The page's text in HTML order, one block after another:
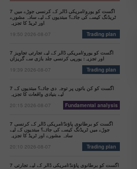
7 اگست کو یورو/امریکی ڈالر کے کرنسی جوڑے میں
ٹریڈنگ کیسے کی جائے؟ مبتدیوں کے لیے سادہ مشورے
اور ٹریڈ کا تجزیہ
19:50 2026-08-07
Trading plan
7 اگست کو یورو/امریکی ڈالر کے لیے تجارتی تجاویز
اور تجزیہ: یورپی کرنسی جلد بازی سے گریزاں
19:39 2026-08-07
Trading plan
7 اگست کو کن باتوں پر توجہ دی جائے؟ مبتدیوں کے
لیے بنیادی واقعات کا تجزیہ
20:15 2026-08-07
Fundamental analysis
7 اگست کو برطانوی پاؤنڈ/امریکی ڈالر کے کرنسی
جوڑے میں ٹریڈنگ کیسے کی جائے؟ مبتدیوں کے لیے
سادہ مشورے اور ٹریڈ کا تجزیہ
20:10 2026-08-07
Trading plan
7 اگست کو برطانوی پاؤنڈ/امریکی ڈالر کے لیے تجارتی